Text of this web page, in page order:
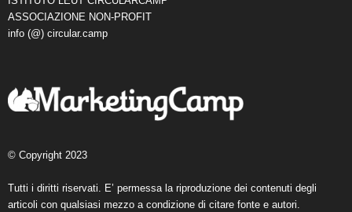
ASSOCIAZIONE NON-PROFIT
info (@) circular.camp
© Copyright 2023
Tutti i diritti riservati. E’ permessa la riproduzione dei contenuti degli
articoli con qualsiasi mezzo a condizione di citare fonte e autori.